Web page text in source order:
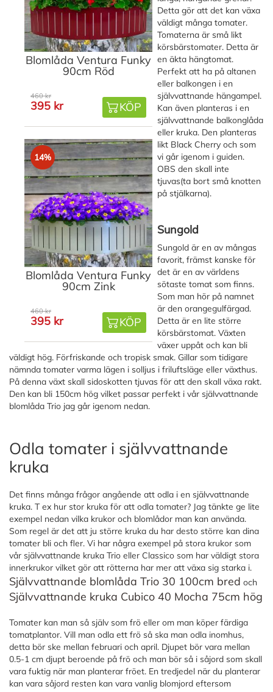
Blomlåda Ventura Funky
90cm Röd
460 kr
395 kr KÖP
14%
Blomlåda Ventura Funky
90cm Zink
460 kr
395 kr KÖP
Detta gör att det kan växa
väldigt många tomater.
Tomaterna är små likt
körsbärstomater. Detta är
en äkta hängtomat.
Perfekt att ha på altanen
eller balkongen i en
självvattnande hängampel.
Kan även planteras i en
självvattnande balkonglåda
eller kruka. Den planteras
likt Black Cherry och som
vi går igenom i guiden.
OBS den skall inte
tjuvas(ta bort små knotten
på stjälkarna).
Sungold
Sungold är en av mångas
favorit, främst kanske för
det är en av världens
sötaste tomat som finns.
Som man hör på namnet
är den orangegulfärgad.
Detta är en lite större
körsbärstomat. Växten
växer uppåt och kan bli
väldigt hög. Förfriskande och tropisk smak. Gillar som tidigare
nämnda tomater varma lägen i solljus i friluftsläge eller växthus.
På denna växt skall sidoskotten tjuvas för att den skall växa rakt.
Den kan bli 150cm hög vilket passar perfekt i vår självvattnande
blomlåda Trio jag går igenom nedan.
Odla tomater i självvattnande
kruka
Det finns många frågor angående att odla i en självvattnande
kruka. T ex hur stor kruka för att odla tomater? Jag tänkte ge lite
exempel nedan vilka krukor och blomlådor man kan använda.
Som regel är det att ju större kruka du har desto större kan dina
tomater bli och fler. Vi har några exempel på stora krukor som
vår självvattnande kruka Trio eller Classico som har väldigt stora
innerkrukor vilket gör att rötterna har mer att växa sig starka i.
Självvattnande blomlåda Trio 30 100cm bred och
Självvattnande kruka Cubico 40 Mocha 75cm hög
Tomater kan man så själv som frö eller om man köper färdiga
tomatplantor. Vill man odla ett frö så ska man odla inomhus,
detta bör ske mellan februari och april. Djupet bör vara mellan
0.5-1 cm djupt beroende på frö och man bör så i såjord som skall
vara fuktig när man planterar fröet. En tredjedel när du planterar
kan vara såjord resten kan vara vanlig blomjord eftersom